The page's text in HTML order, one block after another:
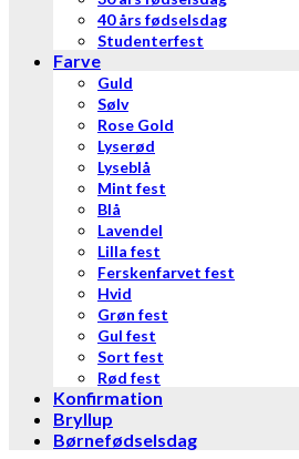
40 års fødselsdag
Studenterfest
Farve
Guld
Sølv
Rose Gold
Lyserød
Lyseblå
Mint fest
Blå
Lavendel
Lilla fest
Ferskenfarvet fest
Hvid
Grøn fest
Gul fest
Sort fest
Rød fest
Konfirmation
Bryllup
Børnefødselsdag